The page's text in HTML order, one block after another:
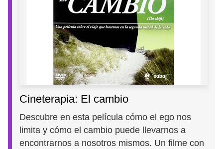
Cineterapia: El cambio
Descubre en esta película cómo el ego nos
limita y cómo el cambio puede llevarnos a
encontrarnos a nosotros mismos. Un filme con